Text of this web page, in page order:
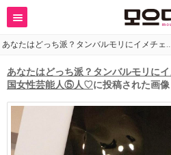
あなたはどっち派？タンバルモリにイメチェ…
あなたはどっち派？タンバルモリに
国女性芸能人⑤人♡に投稿された画像